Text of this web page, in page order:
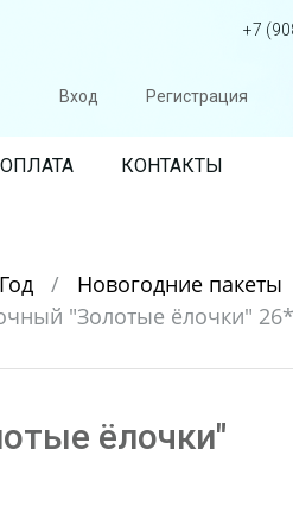
+7
Вход Регистрация
КОНТАКТЫ
/ Новогодние пакеты
"Золотые ёлочки"
ёлочки"